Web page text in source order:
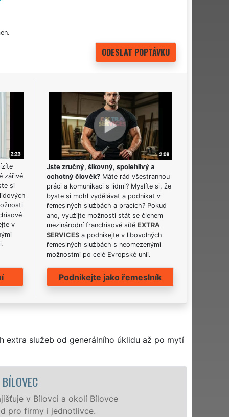
zářivé
si
v
Jste zručný, šikovný, spolehlivý a
ochotný člověk? Máte rád všestrannou
práci a komunikaci s lidmi? Myslíte si, že
byste si mohl vydělávat a podnikat v
řemeslných službách a pracích? Pokud
ano, využijte možnosti stát se členem
mezinárodní franchisové sítěEXTRA
SERVICES a podnikejte v libovolných
řemeslných službách s neomezenými
možnostmi po celé Evropské unii.
Podnikejte jako řemeslník
extra služeb od generálního úklidu až po mytí
Naše společnost EXTRA UKLÍZENÍ
profesionální úklidové služby NON-